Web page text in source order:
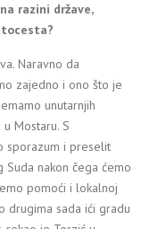
razini države,
Naravno da
zajedno i ono što je
unutarnjih
Mostaru. S
sporazum i preselit
nakon čega ćemo
pomoći i lokalnoj
drugima sada ići gradu